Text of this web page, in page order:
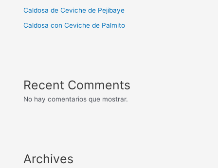
Caldosa de Ceviche de Pejibaye
Caldosa con Ceviche de Palmito
Recent Comments
No hay comentarios que mostrar.
Archives